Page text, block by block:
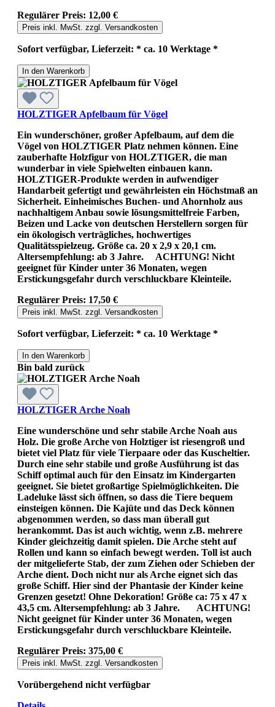
Regulärer Preis: 12,00 €
Preis inkl. MwSt. zzgl. Versandkosten
Sofort verfügbar, Lieferzeit: * ca. 10 Werktage *
In den Warenkorb
HOLZTIGER Apfelbaum für Vögel
Ein wunderschöner, großer Apfelbaum, auf dem die
Vögel von HOLZTIGER Platz nehmen können. Eine
zauberhafte Holzfigur von HOLZTIGER, die man
wunderbar in viele Spielwelten einbauen kann.
HOLZTIGER-Produkte werden in aufwendiger
Handarbeit gefertigt und gewährleisten ein Höchstmaß an
Sicherheit. Einheimisches Buchen- und Ahornholz aus
nachhaltigem Anbau sowie lösungsmittelfreie Farben,
Beizen und Lacke von deutschen Herstellern sorgen für
ein ökologisch verträgliches, hochwertiges
Qualitätsspielzeug. Größe ca. 20 x 2,9 x 20,1 cm.
Altersempfehlung: ab 3 Jahre. ACHTUNG! Nicht
geeignet für Kinder unter 36 Monaten, wegen
Erstickungsgefahr durch verschluckbare Kleinteile.
Regulärer Preis: 17,50 €
Preis inkl. MwSt. zzgl. Versandkosten
Sofort verfügbar, Lieferzeit: * ca. 10 Werktage *
In den Warenkorb
Bin bald zurück
HOLZTIGER Arche Noah
Eine wunderschöne und sehr stabile Arche Noah aus
Holz. Die große Arche von Holztiger ist riesengroß und
bietet viel Platz für viele Tierpaare oder das Kuscheltier.
Durch eine sehr stabile und große Ausführung ist das
Schiff optimal auch für den Einsatz im Kindergarten
geeignet. Sie bietet großartige Spielmöglichkeiten. Die
Ladeluke lässt sich öffnen, so dass die Tiere bequem
einsteigen können. Die Kajüte und das Deck können
abgenommen werden, so dass man überall gut
herankommt. Das ist auch wichtig, wenn z.B. mehrere
Kinder gleichzeitig damit spielen. Die Arche steht auf
Rollen und kann so einfach bewegt werden. Toll ist auch
der mitgelieferte Stab, der zum Ziehen oder Schieben der
Arche dient. Doch nicht nur als Arche eignet sich das
große Schiff. Hier sind der Phantasie der Kinder keine
Grenzen gesetzt! Ohne Dekoration! Größe ca: 75 x 47 x
43,5 cm. Altersempfehlung: ab 3 Jahre. ACHTUNG!
Nicht geeignet für Kinder unter 36 Monaten, wegen
Erstickungsgefahr durch verschluckbare Kleinteile.
Regulärer Preis: 375,00 €
Preis inkl. MwSt. zzgl. Versandkosten
Vorübergehend nicht verfügbar